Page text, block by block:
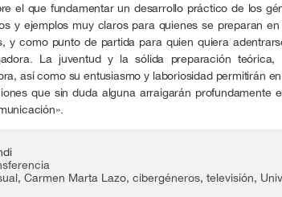
el que fundamentar un desarrollo práctico de los
y ejemplos muy claros para quienes se preparan
y como punto de partida para quien quiera
La juventud y la sólida preparación teórica,
así como su entusiasmo y laboriosidad permitirán
que sin duda alguna arraigarán profundamente
, Carmen Marta Lazo, cibergéneros, televisión,